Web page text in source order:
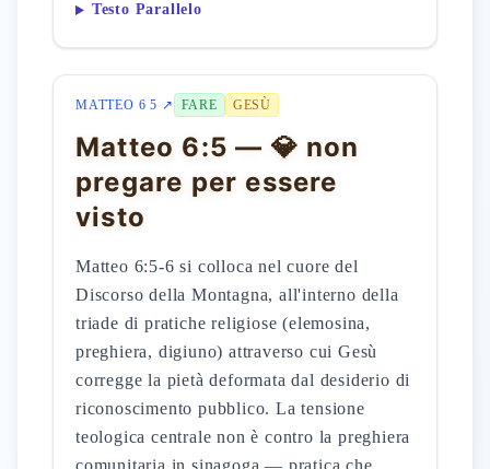
Testo Parallelo
MATTEO 6 5 ↗ FARE GESÙ
Matteo 6:5 — 💎 non
pregare per essere
visto
Matteo 6:5-6 si colloca nel cuore del
Discorso della Montagna, all'interno della
triade di pratiche religiose (elemosina,
preghiera, digiuno) attraverso cui Gesù
corregge la pietà deformata dal desiderio di
riconoscimento pubblico. La tensione
teologica centrale non è contro la preghiera
comunitaria in sinagoga — pratica che